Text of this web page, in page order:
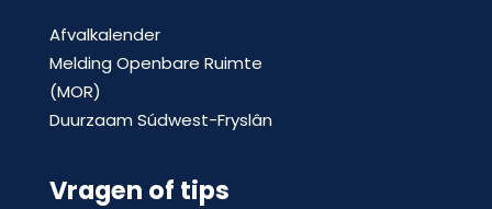
Afvalkalender
Melding Openbare Ruimte
(MOR)
Duurzaam Súdwest-Fryslân
Vragen of tips